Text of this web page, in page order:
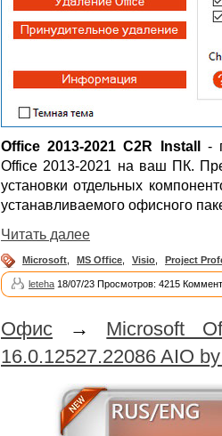
Office 2013-2021 C2R Install
-
Office 2013-2021 на ваш ПК.
установки отдельных
устанавливаемого офисного
Читать далее
Microsoft MS Office Visio Project
leteha 18/07/23 Просмотров: 4215
Офис → Microsoft
16.0.12527.22086 AIO